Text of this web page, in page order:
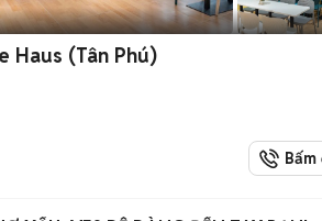
Haus (Tân Phú)
Bấm